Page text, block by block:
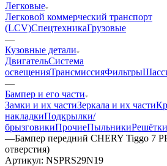
Легковые
Легковой коммерческий транспорт
(LCV)СпецтехникаГрузовые
—
Кузовные детали
ДвигательСистема
освещенияТрансмиссияФильтры
—
Бампер и его части
Замки и их частиЗеркала и их части
накладкиПодкрылки/
брызговикиПрочиеПыльникиРешётки
—Бампер передний CHERY Tiggo 7
отверстия)
Артикул: NSPRS29N19